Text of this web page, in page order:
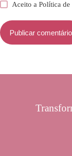
Aceito aPolítica de
Publicar comentário